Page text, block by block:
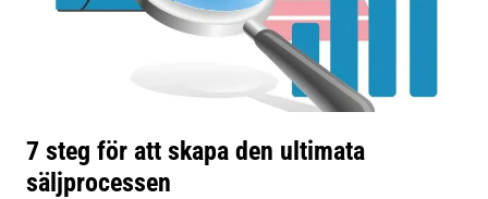
7 steg för att skapa den ultimata
säljprocessen